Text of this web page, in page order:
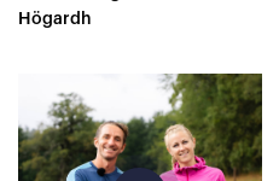
Högardh